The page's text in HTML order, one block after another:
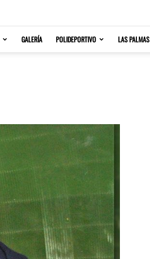
GALERÍA POLIDEPORTIVO LAS PALMAS